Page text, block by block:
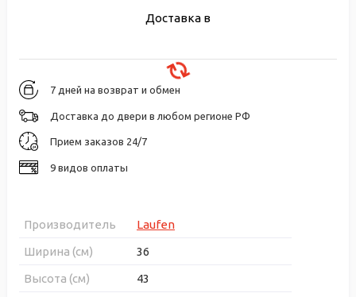
Доставка в
7 дней на возврат и обмен
Доставка до двери в любом регионе РФ
Прием заказов 24/7
9 видов оплаты
Производитель
Laufen
Ширина (см)
36
Высота (см)
43